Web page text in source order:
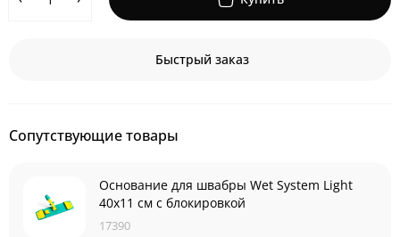
Быстрый заказ
Сопутствующие товары
Основание для швабры Wet System Light
40x11 см с блокировкой
17390